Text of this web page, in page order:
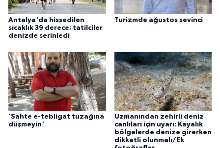
Antalya'da hissedilen
sıcaklık 39 derece; tatilciler
denizde serinledi
Turizmde ağustos sevinci
'Sahte e-tebligat tuzağına
düşmeyin'
Uzmanından zehirli deniz
canlıları için uyarı: Kayalık
bölgelerde denize girerken
dikkatli olunmalı/Ek